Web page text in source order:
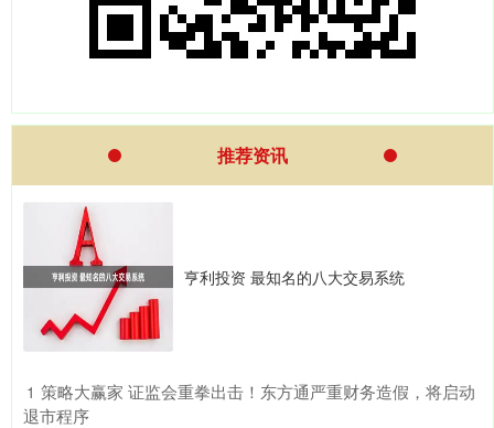
推荐资讯
亨利投资 最知名的八大交易系统
1 ​策略大赢家 证监会重拳出击！东方通严重财务造假，将启动
退市程序